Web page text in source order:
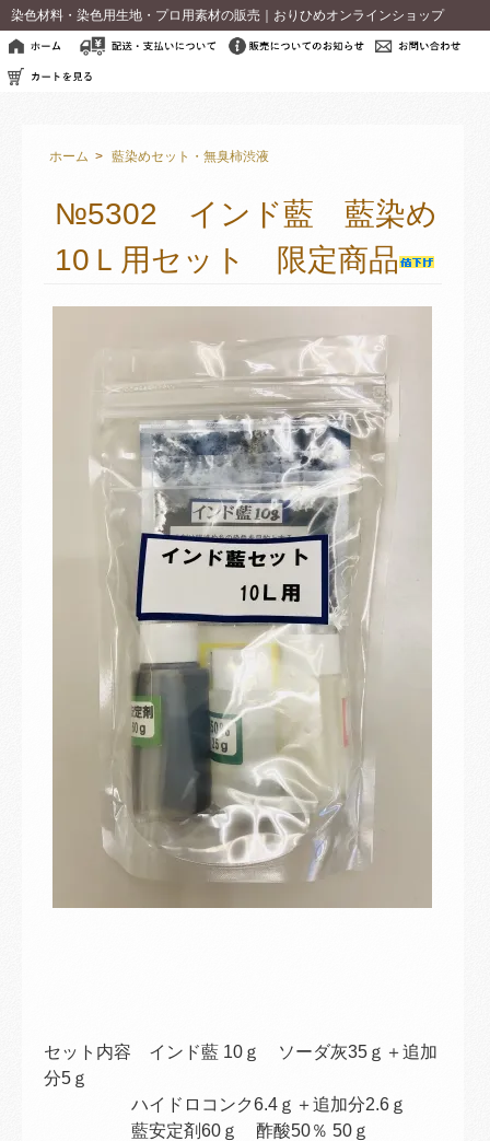
染色材料・染色用生地・プロ用素材の販売｜おりひめオンラインショップ
ホーム > 藍染めセット・無臭柿渋液
№5302 インド藍 藍染め
10Ｌ用セット 限定商品
セット内容 インド藍 10ｇ ソーダ灰35ｇ＋追加
分5ｇ
ハイドロコンク6.4ｇ＋追加分2.6ｇ
藍安定剤60ｇ 酢酸50％ 50ｇ